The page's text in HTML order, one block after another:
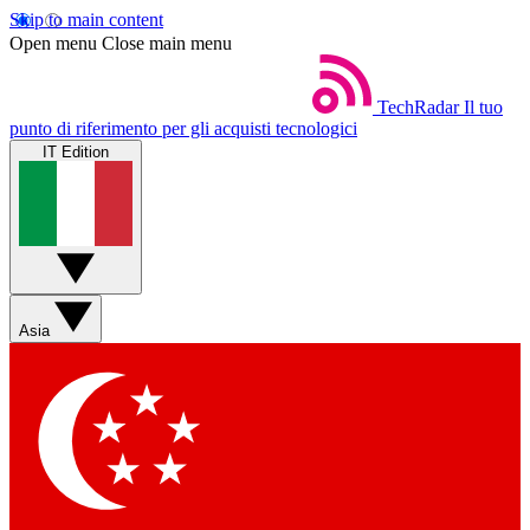
Skip to main content
Open menu Close main menu
TechRadar Il tuo
punto di riferimento per gli acquisti tecnologici
IT Edition
Asia